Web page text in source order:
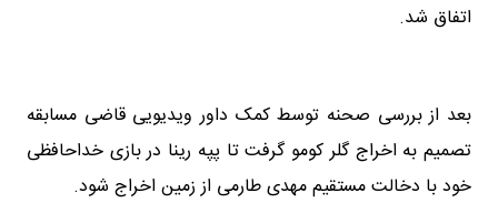
اتفاق شد.
بعد از بررسی صحنه توسط کمک داور ویدیویی قاضی مسابقه
تصمیم به اخراج گلر کومو گرفت تا پپه رینا در بازی خداحافظی
خود با دخالت مستقیم مهدی طارمی از زمین اخراج شود.